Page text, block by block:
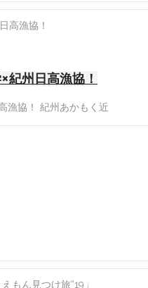
紀州日高漁協！
漁協！ 紀州あかもく近